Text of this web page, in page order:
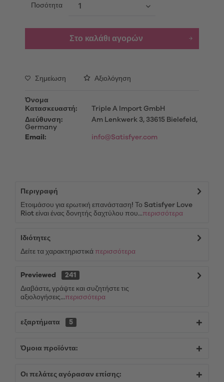
Ποσότητα
Στο καλάθι αγορών
Σημείωση Αξιολόγηση
Όνομα
Κατασκευαστή:
Triple A Import GmbH
Διεύθυνση:
Am Lenkwerk 3, 33615 Bielefeld,
Germany
Email:
info@Satisfyer.com
Περιγραφή
Ετοιμάσου για ερωτική επανάσταση! Το Satisfyer Love
Riot είναι ένας δονητής δαχτύλου που...περισσότερα
Ιδιότητες
Δείτε τα χαρακτηριστικά περισσότερα
Previewed
241
Διαβάστε, γράψτε και συζητήστε τις
αξιολογήσεις...περισσότερα
εξαρτήματα 5
Όμοια προϊόντα:
Οι πελάτες αγόρασαν επίσης: